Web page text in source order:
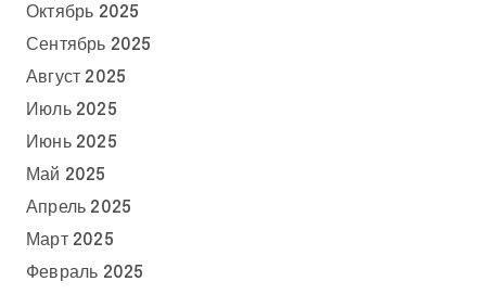
Октябрь 2025
Сентябрь 2025
Август 2025
Июль 2025
Июнь 2025
Май 2025
Апрель 2025
Март 2025
Февраль 2025